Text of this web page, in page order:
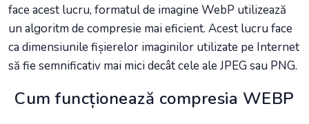
face acest lucru, formatul de imagine WebP utilizează
un algoritm de compresie mai eficient. Acest lucru face
ca dimensiunile fișierelor imaginilor utilizate pe Internet
să fie semnificativ mai mici decât cele ale JPEG sau PNG.
Cum funcționează compresia WEBP